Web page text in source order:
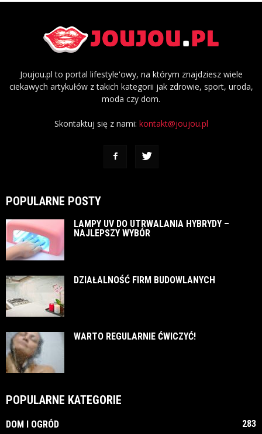
Joujou.pl to portal lifestyle'owy, na którym znajdziesz wiele
ciekawych artykułów z takich kategorii jak zdrowie, sport, uroda,
moda czy dom.
Skontaktuj się z nami: kontakt@joujou.pl
POPULARNE POSTY
LAMPY UV DO UTRWALANIA HYBRYDY –
NAJLEPSZY WYBÓR
DZIAŁALNOŚĆ FIRM BUDOWLANYCH
WARTO REGULARNIE ĆWICZYĆ!
POPULARNE KATEGORIE
DOM I OGRÓD 283